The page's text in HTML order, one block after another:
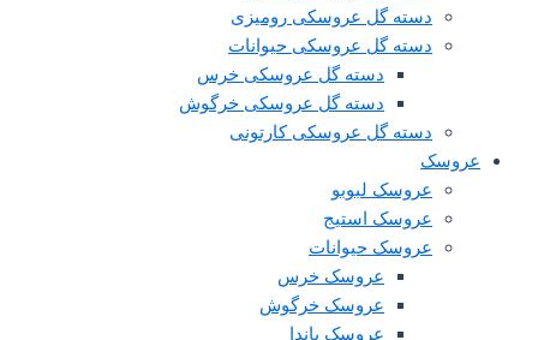
دسته گل عروسکی رومیزی
دسته گل عروسکی حیوانات
دسته گل عروسکی خرس
دسته گل عروسکی خرگوش
دسته گل عروسکی کارتونی
عروسک لبوبو
عروسک استیج
عروسک حیوانات
عروسک خرس
عروسک خرگوش
عروسک پاندا